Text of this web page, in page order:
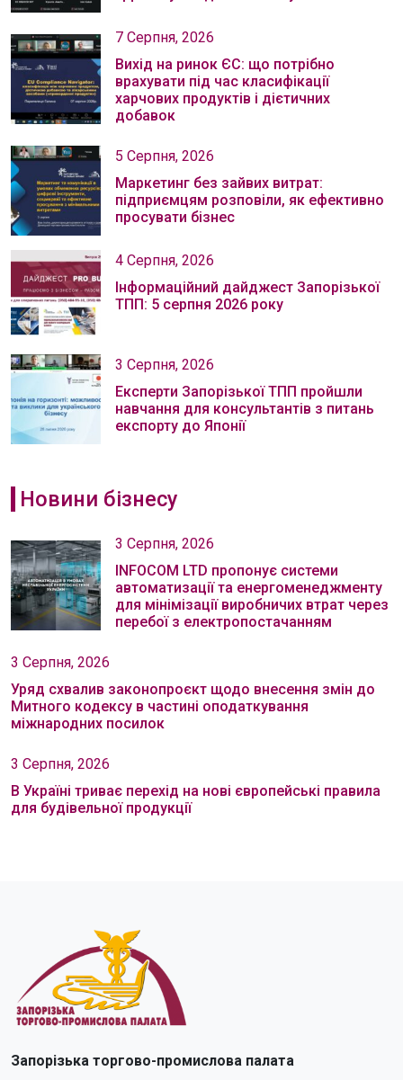
7 Серпня, 2026
Вихід на ринок ЄС: що потрібно
врахувати під час класифікації
харчових продуктів і дієтичних
добавок
5 Серпня, 2026
Маркетинг без зайвих витрат:
підприємцям розповіли, як ефективно
просувати бізнес
4 Серпня, 2026
Інформаційний дайджест Запорізької
ТПП: 5 серпня 2026 року
3 Серпня, 2026
Експерти Запорізької ТПП пройшли
навчання для консультантів з питань
експорту до Японії
Новини бізнесу
3 Серпня, 2026
INFOCOM LTD пропонує системи
автоматизації та енергоменеджменту
для мінімізації виробничих втрат через
перебої з електропостачанням
3 Серпня, 2026
Уряд схвалив законопроєкт щодо внесення змін до
Митного кодексу в частині оподаткування
міжнародних посилок
3 Серпня, 2026
В Україні триває перехід на нові європейські правила
для будівельної продукції
Запорізька торгово-промислова палата